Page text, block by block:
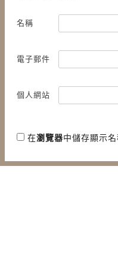
名稱
電子郵件
個人網站
在瀏覽器中儲存顯示